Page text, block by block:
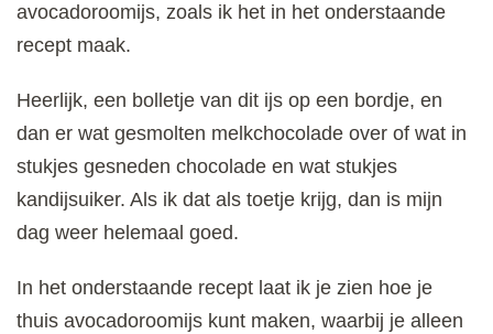
avocadoroomijs, zoals ik het in het onderstaande
recept maak.
Heerlijk, een bolletje van dit ijs op een bordje, en
dan er wat gesmolten melkchocolade over of wat in
stukjes gesneden chocolade en wat stukjes
kandijsuiker. Als ik dat als toetje krijg, dan is mijn
dag weer helemaal goed.
In het onderstaande recept laat ik je zien hoe je
thuis avocadoroomijs kunt maken, waarbij je alleen